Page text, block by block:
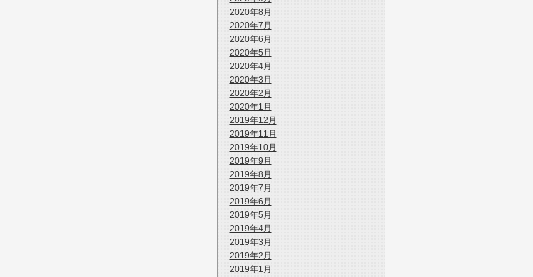
2020年8月
2020年7月
2020年6月
2020年5月
2020年4月
2020年3月
2020年2月
2020年1月
2019年12月
2019年11月
2019年10月
2019年9月
2019年8月
2019年7月
2019年6月
2019年5月
2019年4月
2019年3月
2019年2月
2019年1月